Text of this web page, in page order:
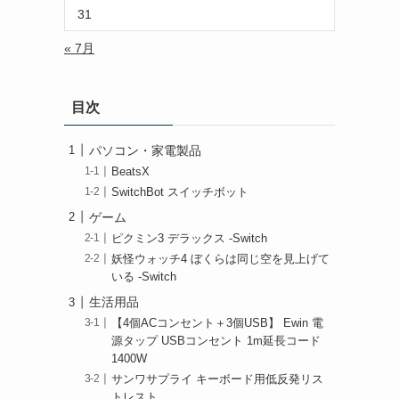
31
« 7月
目次
パソコン・家電製品
BeatsX
SwitchBot スイッチボット
ゲーム
ピクミン3 デラックス -Switch
妖怪ウォッチ4 ぼくらは同じ空を見上げて
いる -Switch
生活用品
【4個ACコンセント＋3個USB】 Ewin 電
源タップ USBコンセント 1m延長コード
1400W
サンワサプライ キーボード用低反発リス